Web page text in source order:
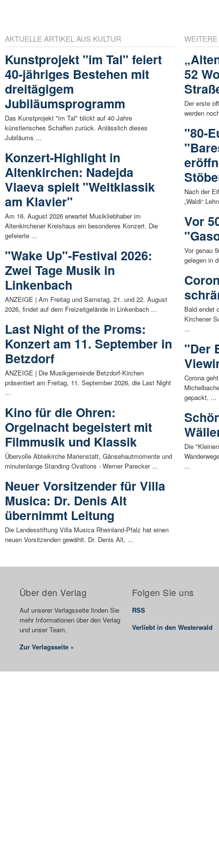
AKTUELLE ARTIKEL AUS KULTUR
Kunstprojekt "im Tal" feiert
40-jähriges Bestehen mit
dreitägigem
Jubiläumsprogramm
Das Kunstprojekt "im Tal" blickt auf 40 Jahre
künstlerisches Schaffen zurück. Anlässlich dieses
Jubiläums ...
Konzert-Highlight in
Altenkirchen: Nadejda
Vlaeva spielt "Weltklassik
am Klavier"
Am 16. August 2026 erwartet Musikliebhaber im
Altenkirchener Kreishaus ein besonderes Konzert. Die
gefeierte ...
"Wake Up"-Festival 2026:
Zwei Tage Musik in
Linkenbach
ANZEIGE | Am Freitag und Samstag, 21. und 22. August
2026, findet auf dem Freizeitgelände in Linkenbach ...
Last Night of the Proms:
Konzert am 11. September in
Betzdorf
ANZEIGE | Die Musikgemeinde Betzdorf-Kirchen
präsentiert am Freitag, 11. September 2026, die Last Night
...
Kino für die Ohren:
Orgelnacht begeistert mit
Filmmusik und Klassik
Übervolle Abteikirche Marienstatt, Gänsehautmomente und
minutenlange Standing Ovations - Werner Parecker ...
Neuer Vorsitzender für Villa
Musica: Dr. Denis Alt
übernimmt Leitung
Die Landesstiftung Villa Musica Rheinland-Pfalz hat einen
neuen Vorsitzenden gewählt. Dr. Denis Alt, ...
52
Der erste
werden
"80-
Nach der
„Waldi“
Vor
Vor genau
gelegen in
Bald endet
Kirchener
...
"Der
Corona
gepackt, ...
Die
...
Über den Verlag
Auf unserer Verlagsseite finden Sie
mehr Informationen über den Verlag
und unser Team.
Zur Verlagsseite »
Folgen Sie uns
RSS
Verliebt in den Westerwald